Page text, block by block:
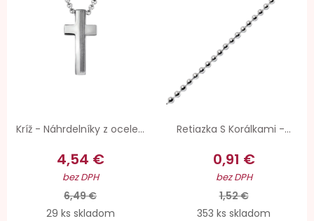
Kríž - Náhrdelníky z ocele...
4,54 €
bez DPH
6,49 €
29 ks skladom
Retiazka S Korálkami -...
0,91 €
bez DPH
1,52 €
353 ks skladom